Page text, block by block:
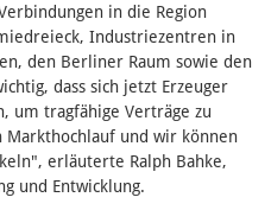
in die Region
Industriezentren in
den Berliner Raum sowie den
dass sich jetzt Erzeuger
um tragfähige Verträge zu
Markthochlauf und wir können
erläuterte Ralph Bahke,
und Entwicklung.